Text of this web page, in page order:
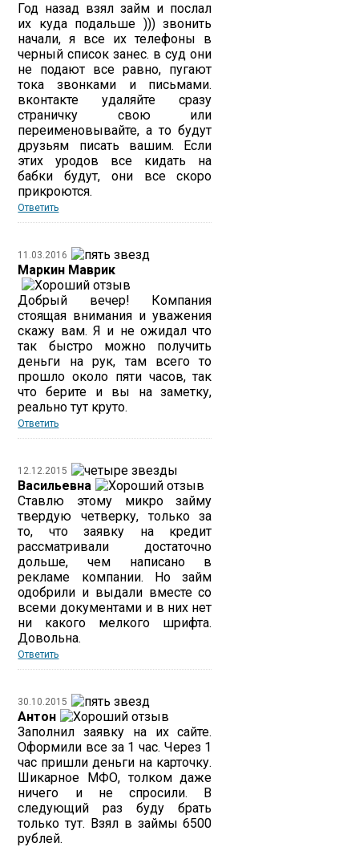
Год назад взял займ и послал
их куда подальше ))) звонить
начали, я все их телефоны в
черный список занес. в суд они
не подают все равно, пугают
тока звонками и письмами.
вконтакте удаляйте сразу
страничку свою или
переименовывайте, а то будут
друзьям писать вашим. Если
этих уродов все кидать на
бабки будут, они все скоро
прикроются.
Ответить
11.03.2016
Маркин Маврик
Добрый вечер! Компания
стоящая внимания и уважения
скажу вам. Я и не ожидал что
так быстро можно получить
деньги на рук, там всего то
прошло около пяти часов, так
что берите и вы на заметку,
реально тут круто.
Ответить
12.12.2015
Васильевна
Ставлю этому микро займу
твердую четверку, только за
то, что заявку на кредит
рассматривали достаточно
дольше, чем написано в
рекламе компании. Но займ
одобрили и выдали вместе со
всеми документами и в них нет
ни какого мелкого шрифта.
Довольна.
Ответить
30.10.2015
Антон
Заполнил заявку на их сайте.
Оформили все за 1 час. Через 1
час пришли деньги на карточку.
Шикарное МФО, толком даже
ничего и не спросили. В
следующий раз буду брать
только тут. Взял в займы 6500
рублей.